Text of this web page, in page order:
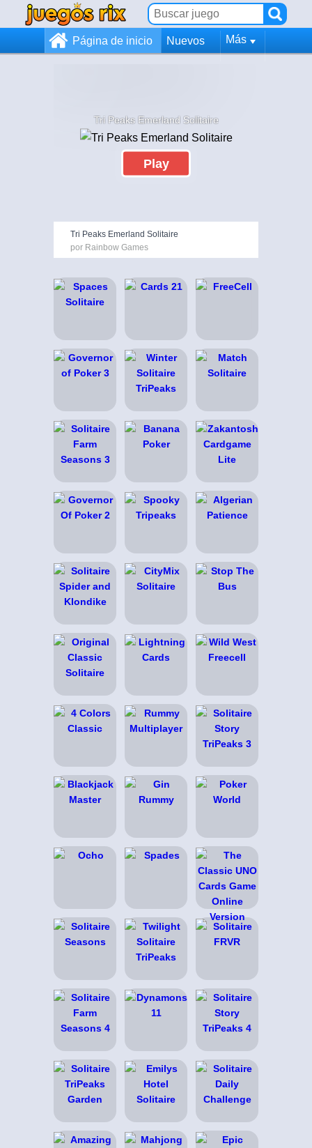
Página de inicio Nuevos Más
Tri Peaks Emerland Solitaire
Play
Tri Peaks Emerland Solitaire
por Rainbow Games